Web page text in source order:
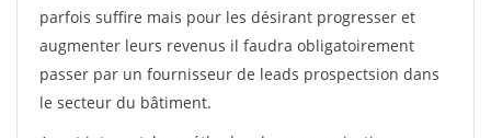
parfois suffire mais pour les désirant progresser et
augmenter leurs revenus il faudra obligatoirement
passer par un fournisseur de leads prospectsion dans
le secteur du bâtiment.